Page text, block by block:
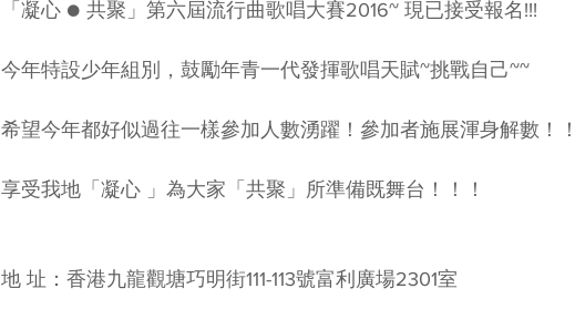
「凝心 ● 共聚」第六屆流行曲歌唱大賽2016~ 現已接受報名!!!
今年特設少年組別，鼓勵年青一代發揮歌唱天賦~挑戰自己~~
希望今年都好似過往一樣參加人數湧躍！參加者施展渾身解數！！
享受我地「凝心 」為大家「共聚」所準備既舞台！！！
地 址：香港九龍觀塘巧明街111-113號富利廣場2301室